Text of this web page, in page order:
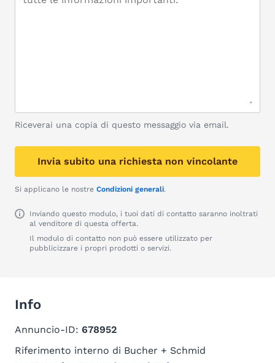
Riceverai una copia di questo messaggio via email.
Invia subito una richiesta non vincolante
Si applicano le nostre Condizioni generali.
Inviando questo modulo, i tuoi dati di contatto saranno inoltrati
al venditore di questa offerta.
Il modulo di contatto non può essere utilizzato per
pubblicizzare i propri prodotti o servizi.
Info
Annuncio-ID: 678952
Riferimento interno di Bucher + Schmid